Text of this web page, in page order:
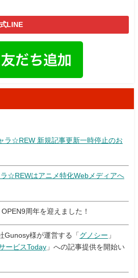
LINE
ラ☆REW 新規記事更新一時停止のお
☆REWはアニメ特化Webメディアへ
周年を迎えました！
Gunosy様が運営する「 グノシー 」
ービスToday 」への記事提供を開始い